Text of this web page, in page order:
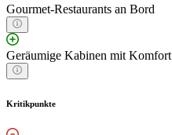
Gourmet-Restaurants an Bord
Geräumige Kabinen mit Komfort
Kritikpunkte